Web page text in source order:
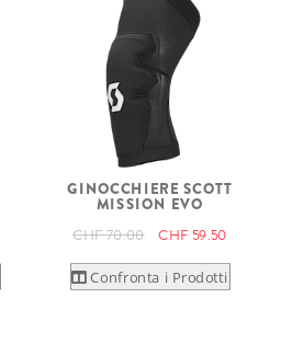
GINOCCHIERE SCOTT
MISSION EVO
CHF 70.00 CHF 59.50
Confronta i Prodotti